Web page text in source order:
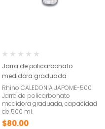
Jarra de policarbonato
medidora graduada
Rhino CALEDONIA JAPOME-500
Jarra de policarbonato
medidora graduada, capacidad
de 500 ml.
$80.00